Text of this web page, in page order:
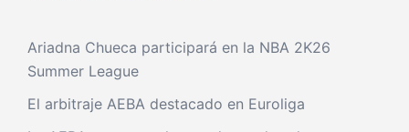
Ariadna Chueca participará en la NBA 2K26
Summer League
El arbitraje AEBA destacado en Euroliga